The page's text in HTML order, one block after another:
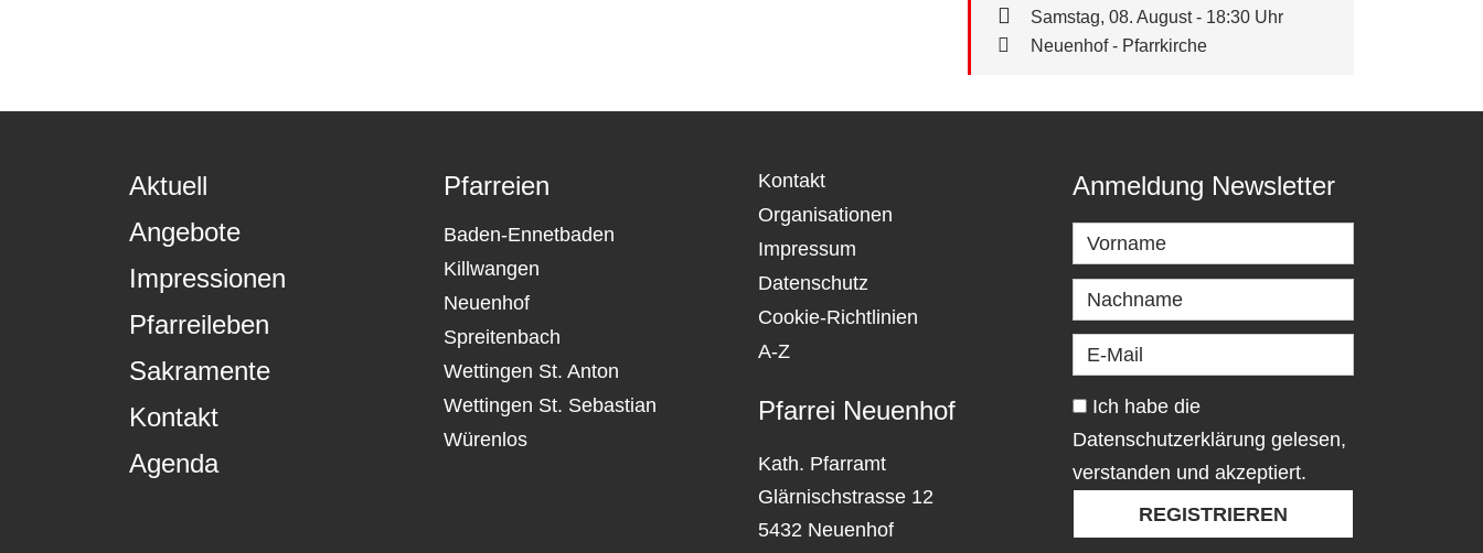
Samstag, 08. August - 18:30 Uhr
Neuenhof - Pfarrkirche
Aktuell
Angebote
Impressionen
Pfarreileben
Sakramente
Kontakt
Agenda
Pfarreien
Baden-Ennetbaden
Killwangen
Neuenhof
Spreitenbach
Wettingen St. Anton
Wettingen St. Sebastian
Würenlos
Kontakt
Organisationen
Impressum
Datenschutz
Cookie-Richtlinien
A-Z
Pfarrei Neuenhof
Kath. Pfarramt
Glärnischstrasse 12
5432 Neuenhof
Anmeldung Newsletter
Ich habe die
Datenschutzerklärung gelesen,
verstanden und akzeptiert.